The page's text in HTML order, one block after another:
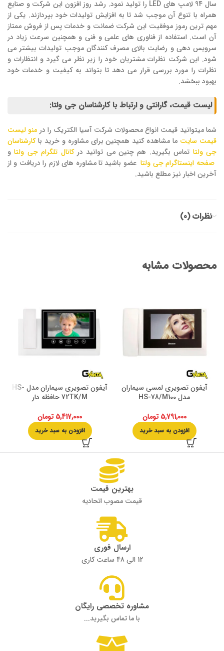
سال 94 لامپ های LED را تولید نمود. رشد روز افزون این شرکت و صنایع
همراه با تنوع آن موجب شد تا به افزایش تولیدات خود بپردازند. یکی از
مهم ترین رموز موفقیت این شرکت ضمانت و خدمات پس از فروش ممتاز
آن است. استفاده از فناوری های علمی و فنی و همچنین سرعت زیاد در
سرویس دهی و رضایت بالای مصرف کنندگان موجب تولیدات بیشتر می
شود. این شرکت نظرات مشتریان خود را زیر نظر می گیرد و انتظارات و
نظرات را مورد بررسی قرار می دهد تا بتواند به کیفیت و خدمات خود
بهبود ببخشد.
لیست قیمت، گارانتی و ارتباط با کارشناسان جی ولتا:
شما میتوانید قیمت انواع محصولات شرکت آسیا الکتریک را در منو لیست
قیمت سایت ما مشاهده کنید همچنین برای مشاوره و خرید باکارشناسان
جی ولتا تماس بگیرید. هم چنین می توانید درکانال تلگرام جی ولتاو
صفحه اینستاگرام جی ولتاعضو باشید تا مشاوره های لازم را دریافت و از
آخرین اخبار نیز مطلع باشید.
نظرات (0)
محصولات مشابه
آیفون تصویری لمسی سیماران
مدل HS-78/M100
5,791,000 تومان
افزودن به سبد خرید
آیفون تصویری سیماران مدل HS-
72TK/M حافظه دار
5,417,000 تومان
افزودن به سبد خرید
بهترین قیمت
قیمت مصوب اتحادیه
ارسال فوری
12 الی 48 ساعت کاری
مشاوره تخصصی رایگان
با ما تماس بگیرید...